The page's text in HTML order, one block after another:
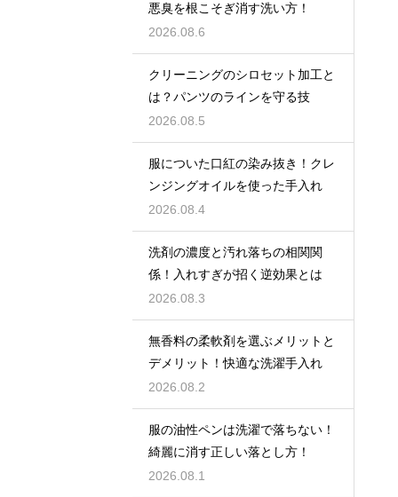
悪臭を根こそぎ消す洗い方！
2026.08.6
クリーニングのシロセット加工と
は？パンツのラインを守る技
2026.08.5
服についた口紅の染み抜き！クレ
ンジングオイルを使った手入れ
2026.08.4
洗剤の濃度と汚れ落ちの相関関
係！入れすぎが招く逆効果とは
2026.08.3
無香料の柔軟剤を選ぶメリットと
デメリット！快適な洗濯手入れ
2026.08.2
服の油性ペンは洗濯で落ちない！
綺麗に消す正しい落とし方！
2026.08.1